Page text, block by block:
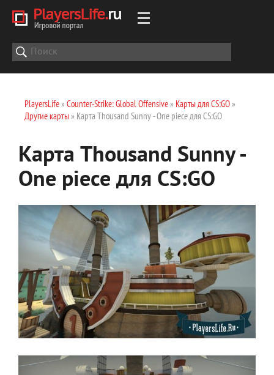
PlayersLife» Counter-Strike: Global Offensive» Карты для CS:GO»
Другие карты» Карта Thousand Sunny - One piece для CS:GO
Карта Thousand Sunny -
One piece для CS:GO